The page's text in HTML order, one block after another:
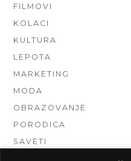
FILMOVI
KOLACI
KULTURA
LEPOTA
MARKETING
MODA
OBRAZOVANJE
PORODICA
SAVETI